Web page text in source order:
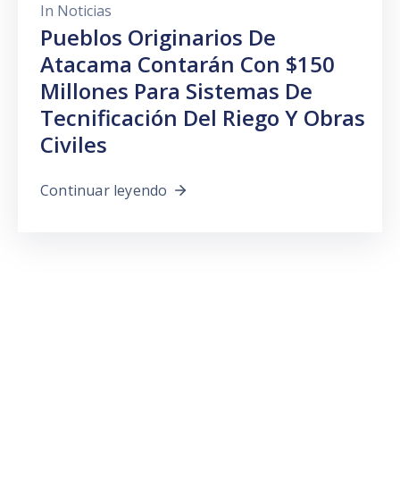
In Noticias
Pueblos Originarios De
Atacama Contarán Con $150
Millones Para Sistemas De
Tecnificación Del Riego Y Obras
Civiles
Continuar leyendo